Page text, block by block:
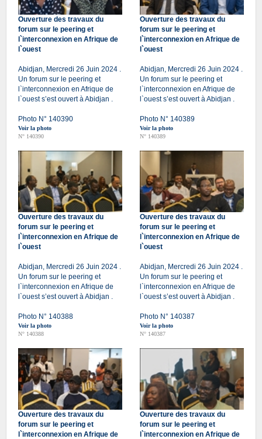
Ouverture des travaux du
forum sur le peering et
l`interconnexion en Afrique de
l`ouest
Abidjan, Mercredi 26 Juin 2024 .
Un forum sur le peering et
l`interconnexion en Afrique de
l`ouest s’est ouvert à Abidjan .
Photo N° 140390
Voir la photo
N° 140390
Ouverture des travaux du
forum sur le peering et
l`interconnexion en Afrique de
l`ouest
Abidjan, Mercredi 26 Juin 2024 .
Un forum sur le peering et
l`interconnexion en Afrique de
l`ouest s’est ouvert à Abidjan .
Photo N° 140389
Voir la photo
N° 140389
Ouverture des travaux du
forum sur le peering et
l`interconnexion en Afrique de
l`ouest
Abidjan, Mercredi 26 Juin 2024 .
Un forum sur le peering et
l`interconnexion en Afrique de
l`ouest s’est ouvert à Abidjan .
Photo N° 140388
Voir la photo
N° 140388
Ouverture des travaux du
forum sur le peering et
l`interconnexion en Afrique de
l`ouest
Abidjan, Mercredi 26 Juin 2024 .
Un forum sur le peering et
l`interconnexion en Afrique de
l`ouest s’est ouvert à Abidjan .
Photo N° 140387
Voir la photo
N° 140387
Ouverture des travaux du
forum sur le peering et
l`interconnexion en Afrique de
Ouverture des travaux du
forum sur le peering et
l`interconnexion en Afrique de